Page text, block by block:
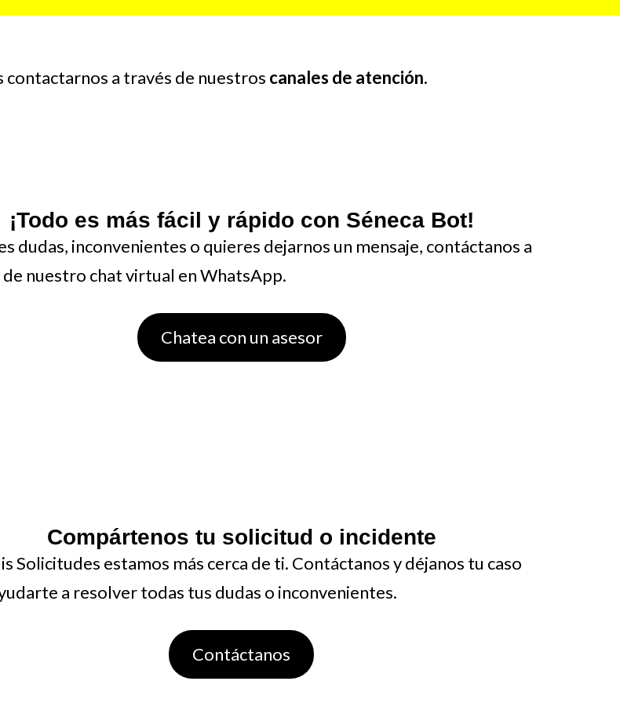
contactarnos a través de nuestros canales de atención.
¡Todo es más fácil y rápido con Séneca Bot!
dudas, inconvenientes o quieres dejarnos un mensaje, contáctanos a
nuestro chat virtual en WhatsApp.
Chatea con un asesor
Compártenos tu solicitud o incidente
Solicitudes estamos más cerca de ti. Contáctanos y déjanos tu caso
a resolver todas tus dudas o inconvenientes.
Contáctanos